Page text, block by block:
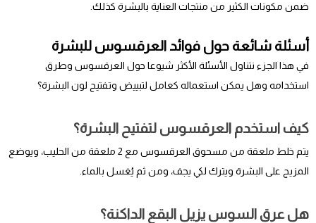
ضمن مكونات الكثير من منتجات العناية بالبشرة كذلك.
أسئلة شائعة حول فوائد العرقسوس للبشرة
في هذا الجزء نتناول الأسئلة الأكثر شيوعا حول العرقسوس وطرق
استخدامه وهل يمكن استعماله كعامل لتبييض وتفتيح لون البشرة؟
كيف استخدم العرقسوس لتفتيح البشرة؟
يتم خلط ملعقة من مسحوق العرقسوس مع 2 ملعقة من الحليب، ويوضع
المزيج على البشرة ويترك لكي يجف، ومن ثم يُغسل بالماء.
هل عرق السوس يزيل البقع الداكنة؟